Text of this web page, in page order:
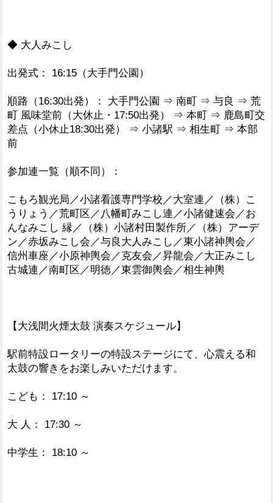
◆ 大人みこし
出発式： 16:15（大手門公園）
順路（16:30出発）： 大手門公園 ⇒ 南町 ⇒ 与良 ⇒ 荒
町 風味堂前（大休止・17:50出発） ⇒ 本町 ⇒ 鹿島町交
差点（小休止18:30出発） ⇒ 小諸駅 ⇒ 相生町 ⇒ 本部
前
参加連一覧（順不同）：
こもろ観光局／小諸看護専門学校／大室連／（株）こ
うりょう／荒町区／八幡町みこし連／小諸健速会／お
んなみこし 縁／（株）小諸村田製作所／（株）アーデ
ン／赤坂みこし会／与良大人みこし／東小諸神輿会／
信州車座／小原神輿会／克友会／昇龍会／大正みこし
古城連／南町区／明徳／東雲御輿会／相生神輿
【大浅間火煙太鼓 演奏スケジュール】
駅前特設ロータリーの特設ステージにて、心震える和
太鼓の響きをお楽しみいただけます。
こども： 17:10 ～
大 人： 17:30 ～
中学生： 18:10 ～